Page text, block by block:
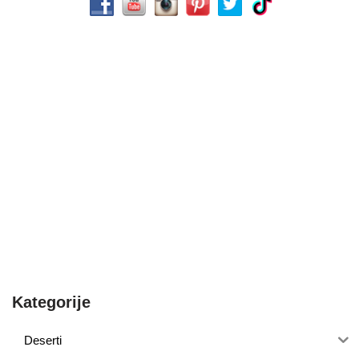
Kategorije
Deserti